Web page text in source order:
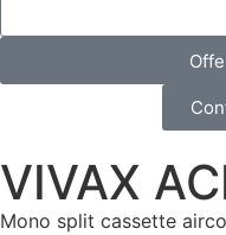
VIVAX
Mono split cassette